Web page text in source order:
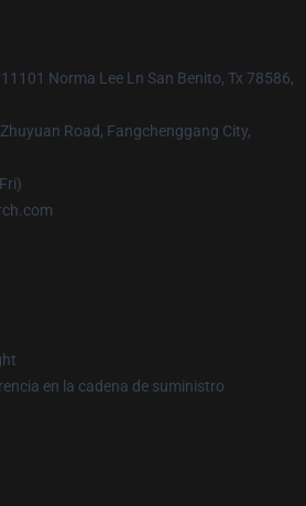
11101 Norma Lee Ln San Benito, Tx 78586,
Road, Fangchenggang City,
en la cadena de suministro